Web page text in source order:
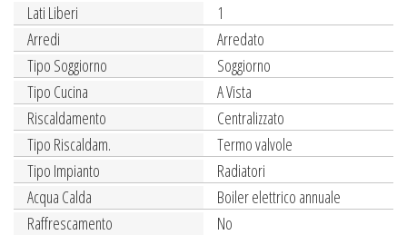
Lati Liberi
1
Arredi
Arredato
Tipo Soggiorno
Soggiorno
Tipo Cucina
A Vista
Riscaldamento
Centralizzato
Tipo Riscaldam.
Termo valvole
Tipo Impianto
Radiatori
Acqua Calda
Boiler elettrico annuale
Raffrescamento
No